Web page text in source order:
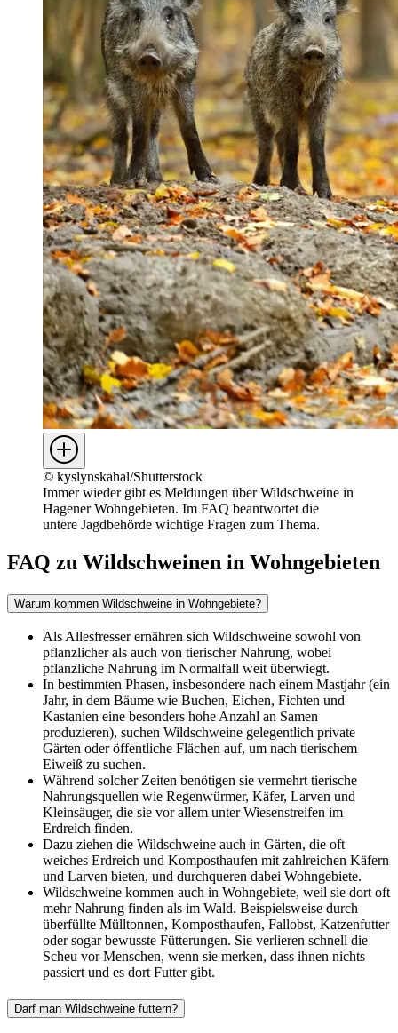
© kyslynskahal/Shutterstock
Immer wieder gibt es Meldungen über Wildschweine in
Hagener Wohngebieten. Im FAQ beantwortet die
untere Jagdbehörde wichtige Fragen zum Thema.
FAQ zu Wildschweinen in Wohngebieten
Warum kommen Wildschweine in Wohngebiete?
Als Allesfresser ernähren sich Wildschweine sowohl von
pflanzlicher als auch von tierischer Nahrung, wobei
pflanzliche Nahrung im Normalfall weit überwiegt.
In bestimmten Phasen, insbesondere nach einem Mastjahr (ein
Jahr, in dem Bäume wie Buchen, Eichen, Fichten und
Kastanien eine besonders hohe Anzahl an Samen
produzieren), suchen Wildschweine gelegentlich private
Gärten oder öffentliche Flächen auf, um nach tierischem
Eiweiß zu suchen.
Während solcher Zeiten benötigen sie vermehrt tierische
Nahrungsquellen wie Regenwürmer, Käfer, Larven und
Kleinsäuger, die sie vor allem unter Wiesenstreifen im
Erdreich finden.
Dazu ziehen die Wildschweine auch in Gärten, die oft
weiches Erdreich und Komposthaufen mit zahlreichen Käfern
und Larven bieten, und durchqueren dabei Wohngebiete.
Wildschweine kommen auch in Wohngebiete, weil sie dort oft
mehr Nahrung finden als im Wald. Beispielsweise durch
überfüllte Mülltonnen, Komposthaufen, Fallobst, Katzenfutter
oder sogar bewusste Fütterungen. Sie verlieren schnell die
Scheu vor Menschen, wenn sie merken, dass ihnen nichts
passiert und es dort Futter gibt.
Darf man Wildschweine füttern?